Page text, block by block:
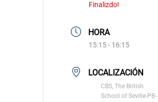
Finalizdo!
HORA
15:15 - 16:15
LOCALIZACIÓN
CBS, The British
School of Seville-PB-